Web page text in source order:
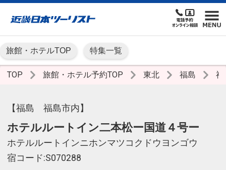
旅館・ホテルTOP 特集一覧
TOP 旅館・ホテル予約TOP 東北 福島 福
【福島 福島市内】
ホテルルートイン二本松ー国道４号ー
ホテルルートインニホンマツコクドウヨンゴウ
宿コード:S070288